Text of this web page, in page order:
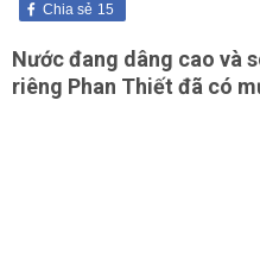
15
Chia sẻ
Nước đang dâng cao và
riêng Phan Thiết đã có